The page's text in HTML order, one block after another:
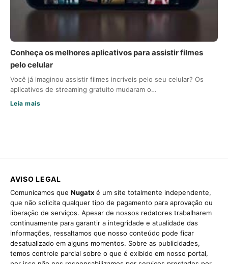
Conheça os melhores aplicativos para assistir filmes
pelo celular
Você já imaginou assistir filmes incríveis pelo seu celular? Os
aplicativos de streaming gratuito mudaram o…
Leia mais
AVISO LEGAL
Comunicamos que Nugatx é um site totalmente independente,
que não solicita qualquer tipo de pagamento para aprovação ou
liberação de serviços. Apesar de nossos redatores trabalharem
continuamente para garantir a integridade e atualidade das
informações, ressaltamos que nosso conteúdo pode ficar
desatualizado em alguns momentos. Sobre as publicidades,
temos controle parcial sobre o que é exibido em nosso portal,